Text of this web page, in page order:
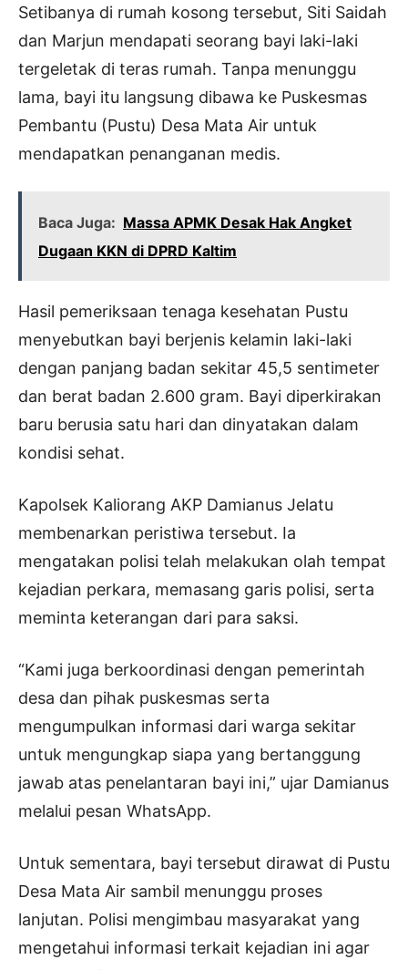
Setibanya di rumah kosong tersebut, Siti Saidah
dan Marjun mendapati seorang bayi laki-laki
tergeletak di teras rumah. Tanpa menunggu
lama, bayi itu langsung dibawa ke Puskesmas
Pembantu (Pustu) Desa Mata Air untuk
mendapatkan penanganan medis.
Baca Juga: Massa APMK Desak Hak Angket
Dugaan KKN di DPRD Kaltim
Hasil pemeriksaan tenaga kesehatan Pustu
menyebutkan bayi berjenis kelamin laki-laki
dengan panjang badan sekitar 45,5 sentimeter
dan berat badan 2.600 gram. Bayi diperkirakan
baru berusia satu hari dan dinyatakan dalam
kondisi sehat.
Kapolsek Kaliorang AKP Damianus Jelatu
membenarkan peristiwa tersebut. Ia
mengatakan polisi telah melakukan olah tempat
kejadian perkara, memasang garis polisi, serta
meminta keterangan dari para saksi.
“Kami juga berkoordinasi dengan pemerintah
desa dan pihak puskesmas serta
mengumpulkan informasi dari warga sekitar
untuk mengungkap siapa yang bertanggung
jawab atas penelantaran bayi ini,” ujar Damianus
melalui pesan WhatsApp.
Untuk sementara, bayi tersebut dirawat di Pustu
Desa Mata Air sambil menunggu proses
lanjutan. Polisi mengimbau masyarakat yang
mengetahui informasi terkait kejadian ini agar